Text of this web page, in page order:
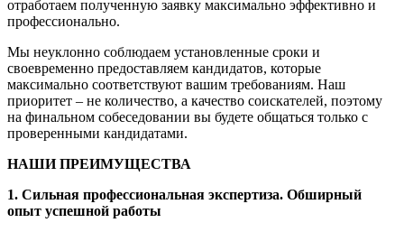
отработаем полученную заявку максимально эффективно и
профессионально.
Мы неуклонно соблюдаем установленные сроки и
своевременно предоставляем кандидатов, которые
максимально соответствуют вашим требованиям. Наш
приоритет – не количество, а качество соискателей, поэтому
на финальном собеседовании вы будете общаться только с
проверенными кандидатами.
НАШИ ПРЕИМУЩЕСТВА
1. Сильная профессиональная экспертиза. Обширный
опыт успешной работы